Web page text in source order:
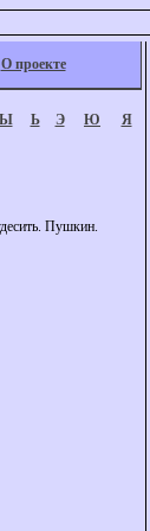
О проекте
Ы Ь Э Ю Я
Пушкин.